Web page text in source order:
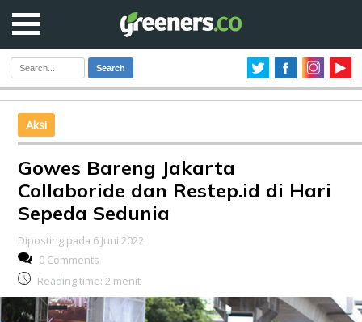
Search
Aksi
Gowes Bareng Jakarta
Collaboride dan Restep.id di Hari
Sepeda Sedunia
Diposting pada 6 Juni 2022
0 Comments
Reading time: 2 menit